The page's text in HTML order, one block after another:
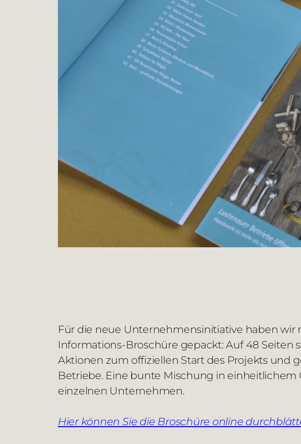
Für die neue Unternehmensinitiative haben
Informations-Broschüre gepackt: Auf 48 Seiten
Aktionen zum offiziellen Start des Projekts und
Betriebe. Eine bunte Mischung in
einzelnen Unternehmen.
Hier können Sie die Broschüre online